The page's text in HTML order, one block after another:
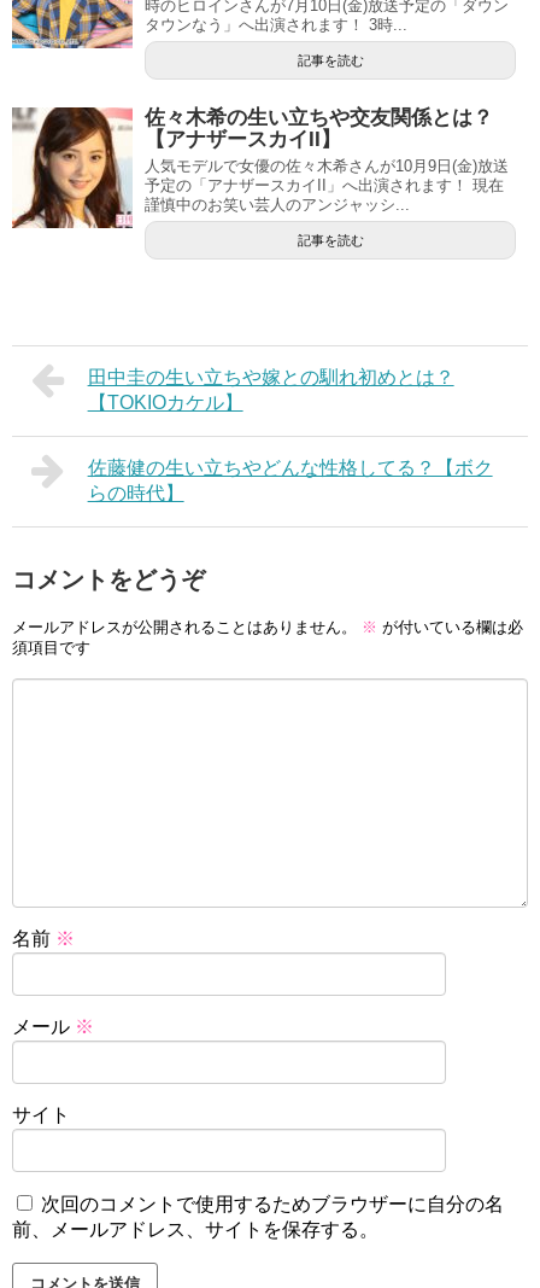
時のヒロインさんが7月10日(金)放送予定の「ダウン
タウンなう」へ出演されます！ 3時...
記事を読む
佐々木希の生い立ちや交友関係とは？
【アナザースカイII】
人気モデルで女優の佐々木希さんが10月9日(金)放送
予定の「アナザースカイII」へ出演されます！ 現在
謹慎中のお笑い芸人のアンジャッシ...
記事を読む
田中圭の生い立ちや嫁との馴れ初めとは？
【TOKIOカケル】
佐藤健の生い立ちやどんな性格してる？【ボク
らの時代】
コメントをどうぞ
メールアドレスが公開されることはありません。 ※ が付いている欄は必
須項目です
名前 ※
メール ※
サイト
次回のコメントで使用するためブラウザーに自分の名
前、メールアドレス、サイトを保存する。